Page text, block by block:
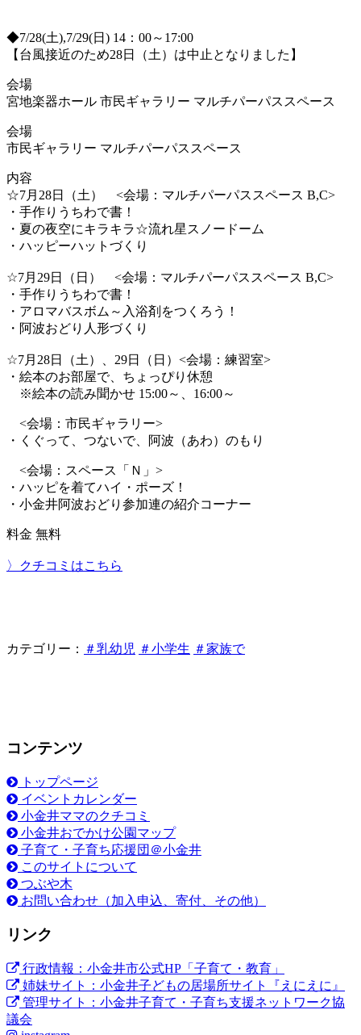
◆7/28(土),7/29(日) 14：00～17:00
【台風接近のため28日（土）は中止となりました】
会場
宮地楽器ホール 市民ギャラリー マルチパーパススペース
会場
市民ギャラリー マルチパーパススペース
内容
☆7月28日（土） <会場：マルチパーパススペース B,C>
・手作りうちわで書！
・夏の夜空にキラキラ☆流れ星スノードーム
・ハッピーハットづくり
☆7月29日（日） <会場：マルチパーパススペース B,C>
・手作りうちわで書！
・アロマバスボム～入浴剤をつくろう！
・阿波おどり人形づくり
☆7月28日（土）、29日（日）<会場：練習室>
・絵本のお部屋で、ちょっぴり休憩
※絵本の読み聞かせ 15:00～、16:00～
<会場：市民ギャラリー>
・くぐって、つないで、阿波（あわ）のもり
<会場：スペース「Ｎ」>
・ハッピを着てハイ・ポーズ！
・小金井阿波おどり参加連の紹介コーナー
料金 無料
〉クチコミはこちら
カテゴリー： ＃乳幼児 ＃小学生 ＃家族で
コンテンツ
トップページ
イベントカレンダー
小金井ママのクチコミ
小金井おでかけ公園マップ
子育て・子育ち応援団＠小金井
このサイトについて
つぶや木
お問い合わせ（加入申込、寄付、その他）
リンク
行政情報：小金井市公式HP「子育て・教育」
姉妹サイト：小金井子どもの居場所サイト『えにえに』
管理サイト：小金井子育て・子育ち支援ネットワーク協
議会